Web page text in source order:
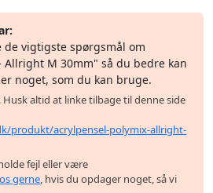
de vigtigste spørgsmål om
Allright M 30mm" så du bedre kan
noget, som du kan bruge.
Husk altid at linke tilbage til denne side
produkt/acrylpensel-polymix-allright-
fejl eller være
gerne, hvis du opdager noget, så vi